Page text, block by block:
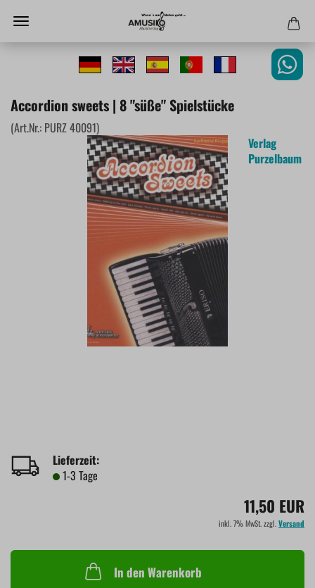
Accordion sweets | 8 "süße" Spielstücke
(Art.Nr.: PURZ 40091)
Verlag
Purzelbaum
Lieferzeit:
1-3 Tage
11,50 EUR
inkl. 7% MwSt. zzgl.Versand
In den Warenkorb